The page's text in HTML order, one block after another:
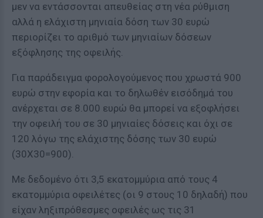
μεν να εντάσσονται απευθείας στη νέα ρύθμιση
αλλά η ελάχιστη μηνιαία δόση των 30 ευρώ
περιορίζει το αριθμό των μηνιαίων δόσεων
εξόφλησης της οφειλής.
Για παράδειγμα φορολογούμενος που χρωστά 900
ευρώ στην εφορία και το δηλωθέν εισόδημά του
ανέρχεται σε 8.000 ευρώ θα μπορεί να εξοφλήσει
την οφειλή του σε 30 μηνιαίες δόσεις και όχι σε
120 λόγω της ελάχιστης δόσης των 30 ευρώ
(30Χ30=900).
Με δεδομένο ότι 3,5 εκατομμύρια από τους 4
εκατομμύρια οφειλέτες (οι 9 στους 10 δηλαδή) που
είχαν ληξιπρόθεσμες οφειλές ως τις 31